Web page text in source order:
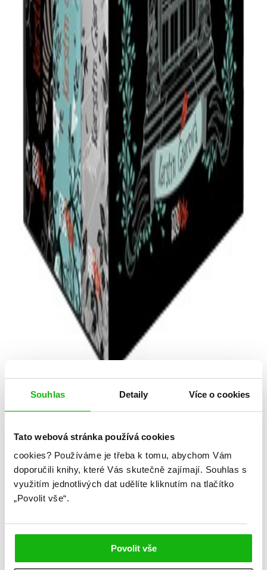
Souhlas Detaily Více o cookies
Tato webová stránka používá cookies
cookies? Používáme je třeba k tomu, abychom Vám
doporučili knihy, které Vás skutečně zajímají. Souhlas s
využitím jednotlivých dat udělíte kliknutím na tlačítko
„Povolit vše“.
Povolit vše
Stříbrné knihy snů – Box 1-3
Kerstin Gierová
#box #kerstingier #stříbrnéknihysnů